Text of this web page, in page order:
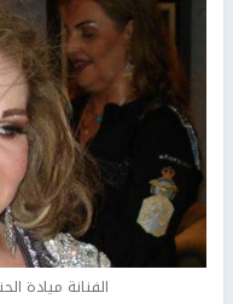
الفنانة ميادة